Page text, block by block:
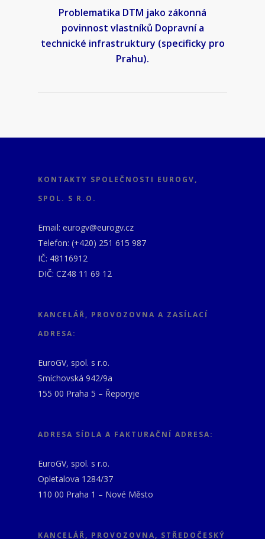
Problematika DTM jako zákonná
povinnost vlastníků Dopravní a
technické infrastruktury (specificky pro
Prahu).
KONTAKTY SPOLEČNOSTI EUROGV,
SPOL. S R.O.
Email: eurogv@eurogv.cz
Telefon: (+420) 251 615 987
IČ: 48116912
DIČ: CZ48 11 69 12
KANCELÁŘ, PROVOZOVNA A ZASÍLACÍ
ADRESA:
EuroGV, spol. s r.o.
Smíchovská 942/9a
155 00 Praha 5 – Řeporyje
ADRESA SÍDLA A FAKTURAČNÍ ADRESA:
EuroGV, spol. s r.o.
Opletalova 1284/37
110 00 Praha 1 – Nové Město
KANCELÁŘ, PROVOZOVNA, STŘEDOČESKÝ